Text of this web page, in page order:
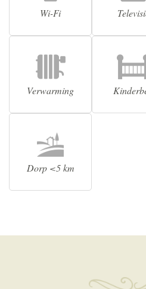
Wi-Fi
Verwarming
Dorp <5 km